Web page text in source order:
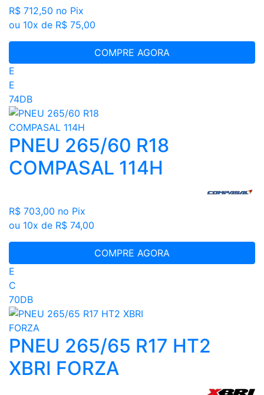
R$ 712,50 no Pix
ou 10x de R$ 75,00
COMPRE AGORA
E
E
74DB
PNEU 265/60 R18
COMPASAL 114H
R$ 703,00 no Pix
ou 10x de R$ 74,00
COMPRE AGORA
E
C
70DB
PNEU 265/65 R17 HT2
XBRI FORZA